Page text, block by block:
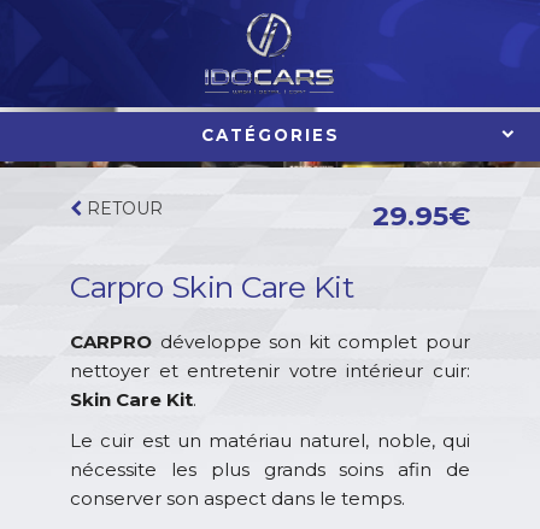
CATÉGORIES
RETOUR
Carpro Skin Care Kit
29.95€
CARPRO développe son kit complet pour
nettoyer et entretenir votre intérieur cuir:
Skin Care Kit.
Le cuir est un matériau naturel, noble, qui
nécessite les plus grands soins afin de
conserver son aspect dans le temps.